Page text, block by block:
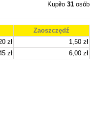
Kupiło 31 osób
Zaoszczędź
zł
1,50 zł
zł 6,00 zł